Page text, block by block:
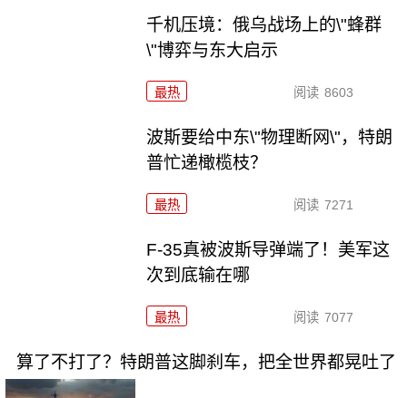
千机压境：俄乌战场上的\"蜂群
\"博弈与东大启示
最热 阅读 8603
波斯要给中东\"物理断网\"，特朗
普忙递橄榄枝？
最热 阅读 7271
F-35真被波斯导弹端了！美军这
次到底输在哪
最热 阅读 7077
算了不打了？特朗普这脚刹车，把全世界都晃吐了